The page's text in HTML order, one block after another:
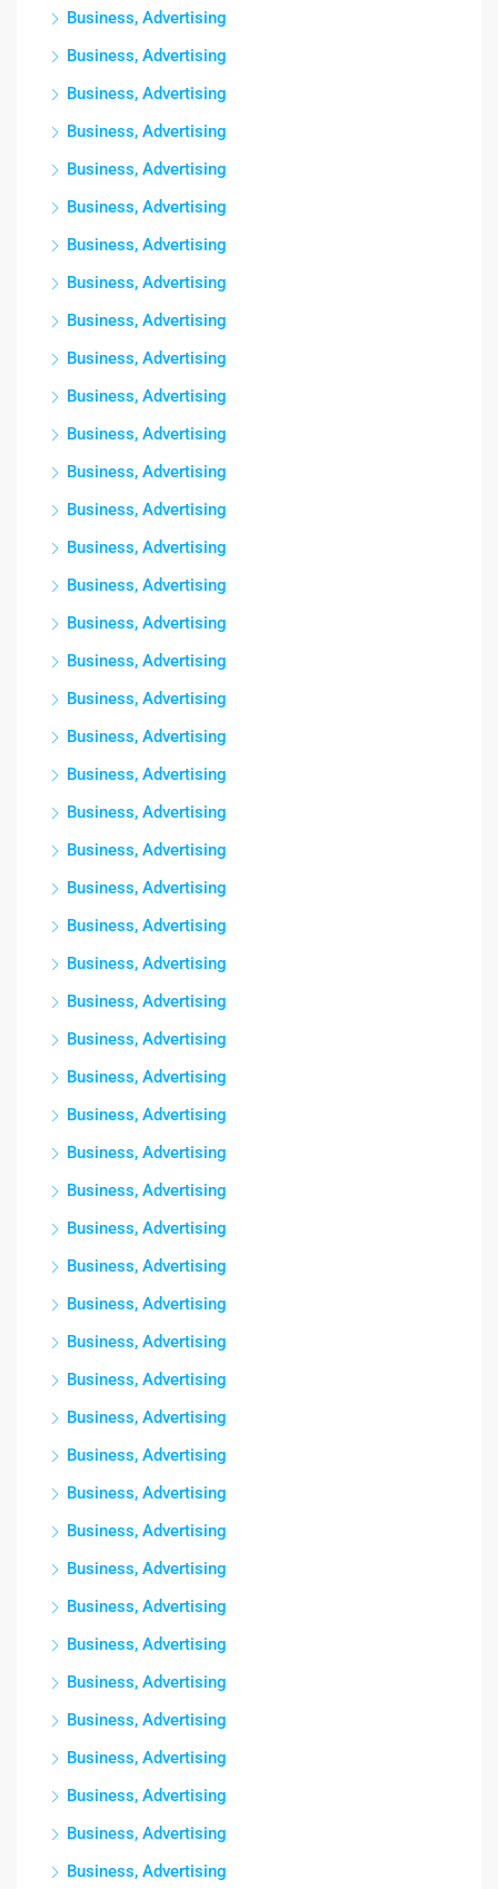
Business, Advertising
Business, Advertising
Business, Advertising
Business, Advertising
Business, Advertising
Business, Advertising
Business, Advertising
Business, Advertising
Business, Advertising
Business, Advertising
Business, Advertising
Business, Advertising
Business, Advertising
Business, Advertising
Business, Advertising
Business, Advertising
Business, Advertising
Business, Advertising
Business, Advertising
Business, Advertising
Business, Advertising
Business, Advertising
Business, Advertising
Business, Advertising
Business, Advertising
Business, Advertising
Business, Advertising
Business, Advertising
Business, Advertising
Business, Advertising
Business, Advertising
Business, Advertising
Business, Advertising
Business, Advertising
Business, Advertising
Business, Advertising
Business, Advertising
Business, Advertising
Business, Advertising
Business, Advertising
Business, Advertising
Business, Advertising
Business, Advertising
Business, Advertising
Business, Advertising
Business, Advertising
Business, Advertising
Business, Advertising
Business, Advertising
Business, Advertising